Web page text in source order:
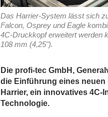
Das Harrier-System lässt sich
Falcon, Osprey und Eagle
4C-Druckkopf erweitert werden
108 mm (4,25").
Die profi-tec GmbH,
die Einführung eines
Harrier, ein innovatives 4C-
Technologie.